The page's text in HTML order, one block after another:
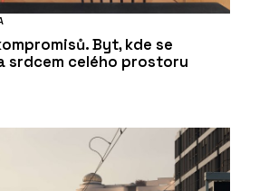
Byt, kde se
srdcem celého prostoru